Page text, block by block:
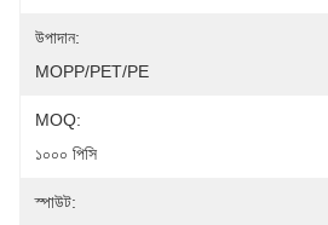
উপাদান:
MOPP/PET/PE
MOQ:
১০০০ পিসি
স্পাউট: